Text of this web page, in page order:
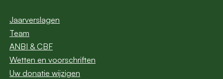
Jaarverslagen
Team
ANBI & CBF
Wetten en voorschriften
Uw donatie wijzigen